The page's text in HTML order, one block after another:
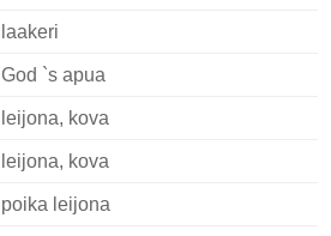
laakeri
God `s apua
leijona, kova
leijona, kova
poika leijona